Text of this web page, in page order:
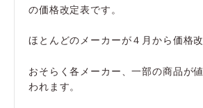
の価格改定表です。
ほとんどのメーカーが４月から価格改
おそらく各メーカー、一部の商品が
われます。